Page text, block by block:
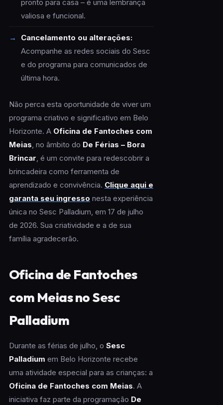
pronto para casa – é uma lembrança
valiosa e funcional.
Cancelamento ou alterações:
Acompanhe as redes sociais do Sesc
e do programa para comunicados de
última hora.
Não perca esta oportunidade de viver um
programa criativo e significativo em Belo
Horizonte. A Oficina de Fantoches com
Meias, no âmbito do De Férias – Bora
Brincar, é um convite para redescobrir a
brincadeira como ferramenta de
aprendizado e convivência. Clique aqui e
garanta seu ingresso nesta experiência
única no Sesc Palladium, em 17 de julho
de 2026. Sua criatividade e a de sua
família agradecerão.
Oficina de Fantoches
com Meias no Sesc
Palladium
Durante as férias de julho, o Sesc
Palladium em Belo Horizonte recebe
uma atividade especial para as crianças: a
Oficina de Fantoches com Meias. A
iniciativa faz parte da programação De